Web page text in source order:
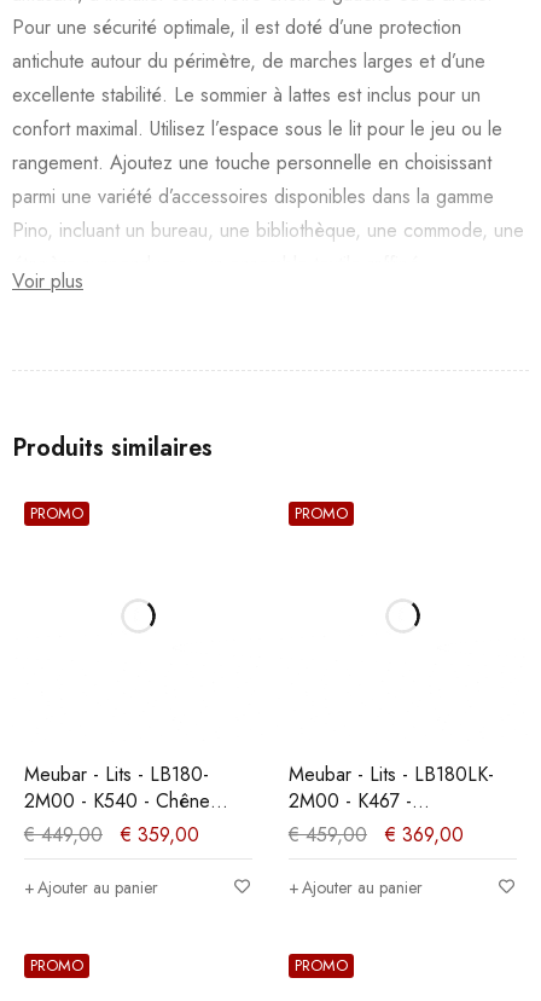
Pour une sécurité optimale, il est doté d’une protection
antichute autour du périmètre, de marches larges et d’une
excellente stabilité. Le sommier à lattes est inclus pour un
confort maximal. Utilisez l’espace sous le lit pour le jeu ou le
rangement. Ajoutez une touche personnelle en choisissant
parmi une variété d’accessoires disponibles dans la gamme
Pino, incluant un bureau, une bibliothèque, une commode, une
Voir plus
Produits similaires
PROMO
Meubar - Lits - LB180-
2M00 - K540 - Chêne
millénaire clair -
180x89x200cm
€449,00 € 359,00
Ajouter au panier
PROMO
Meubar - Lits - LB180LK-
2M00 - K467 -
Mélèze/Chêne cristal
marron clair -
180x89x200cm
€459,00 € 369,00
Ajouter au panier
PROMO PROMO